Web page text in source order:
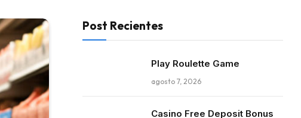
Post Recientes
Play Roulette Game
agosto 7, 2026
Casino Free Deposit Bonus